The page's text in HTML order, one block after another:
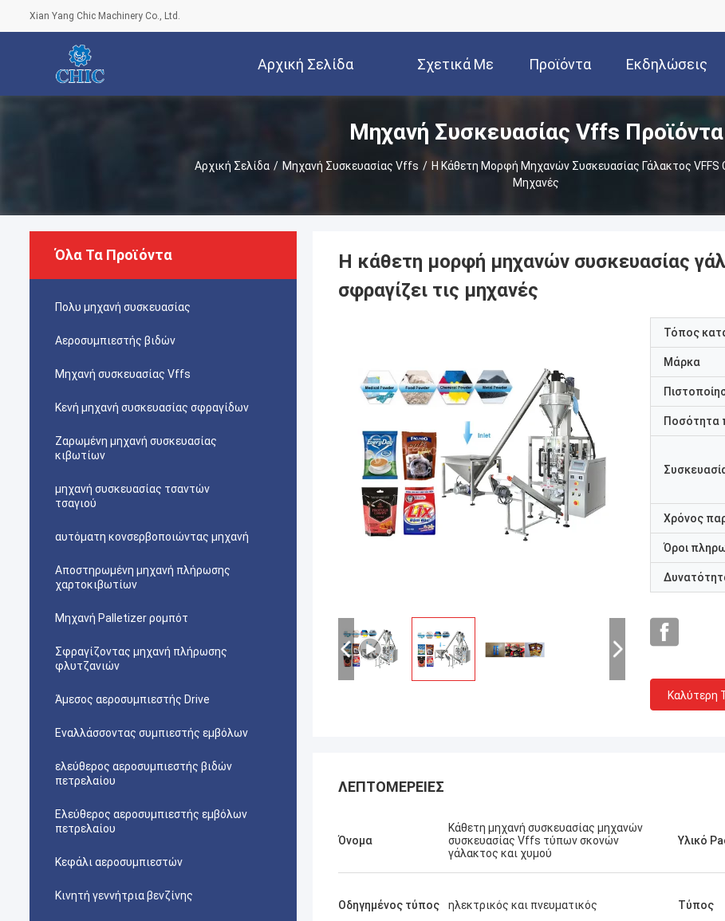
Xian Yang Chic Machinery Co., Ltd.
Αρχική Σελίδα Σχετικά Με
Εμάς
Προϊόντα Εκδηλώσεις
Μηχανή Συσκευασίας Vffs Προϊόντα
Αρχική Σελίδα / Μηχανή Συσκευασίας Vffs / Η Κάθετη Μορφή Μηχανών Συσκευασίας Γάλακτος VFFS
Μηχανές
Όλα Τα Προϊόντα
Πολυ μηχανή συσκευασίας
Αεροσυμπιεστής βιδών
Μηχανή συσκευασίας Vffs
Κενή μηχανή συσκευασίας σφραγίδων
Ζαρωμένη μηχανή συσκευασίας
κιβωτίων
μηχανή συσκευασίας τσαντών
τσαγιού
αυτόματη κονσερβοποιώντας μηχανή
Αποστηρωμένη μηχανή πλήρωσης
χαρτοκιβωτίων
Μηχανή Palletizer ρομπότ
Σφραγίζοντας μηχανή πλήρωσης
φλυτζανιών
Άμεσος αεροσυμπιεστής Drive
Εναλλάσσοντας συμπιεστής εμβόλων
ελεύθερος αεροσυμπιεστής βιδών
πετρελαίου
Ελεύθερος αεροσυμπιεστής εμβόλων
πετρελαίου
Κεφάλι αεροσυμπιεστών
Κινητή γεννήτρια βενζίνης
Η κάθετη μορφή μηχανών συσκευασίας
σφραγίζει τις μηχανές
Τόπος
Μάρκα
Ποσότητα
Χρόνος
Όροι
Καλύτερη
ΛΕΠΤΟΜΈΡΕΙΕΣ
Όνομα
Κάθετη μηχανή συσκευασίας μηχανών
συσκευασίας Vffs τύπων σκονών
γάλακτος και χυμού
Υλικό
Οδηγημένος τύπος ηλεκτρικός και πνευματικός Τύπος